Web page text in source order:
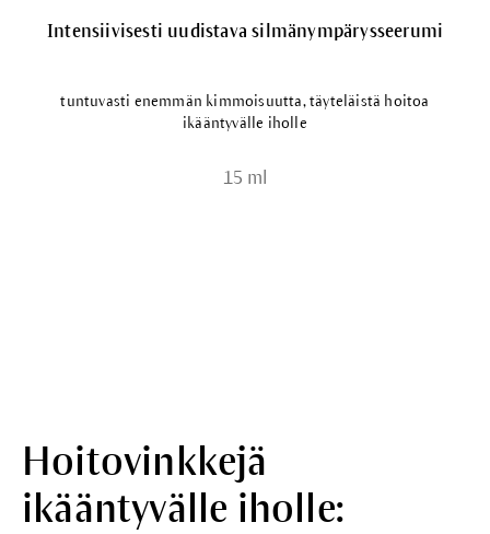
Intensiivisesti uudistava silmänympärysseerumi
tuntuvasti enemmän kimmoisuutta, täyteläistä hoitoa
ikääntyvälle iholle
15 ml
Hoitovinkkejä
ikääntyvälle iholle: